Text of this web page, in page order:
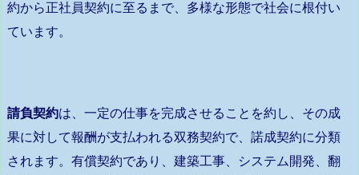
約から正社員契約に至るまで、多様な形態で社会に根付い
ています。
請負契約は、一定の仕事を完成させることを約し、その成
果に対して報酬が支払われる双務契約で、諾成契約に分類
されます。有償契約であり、建築工事、システム開発、翻